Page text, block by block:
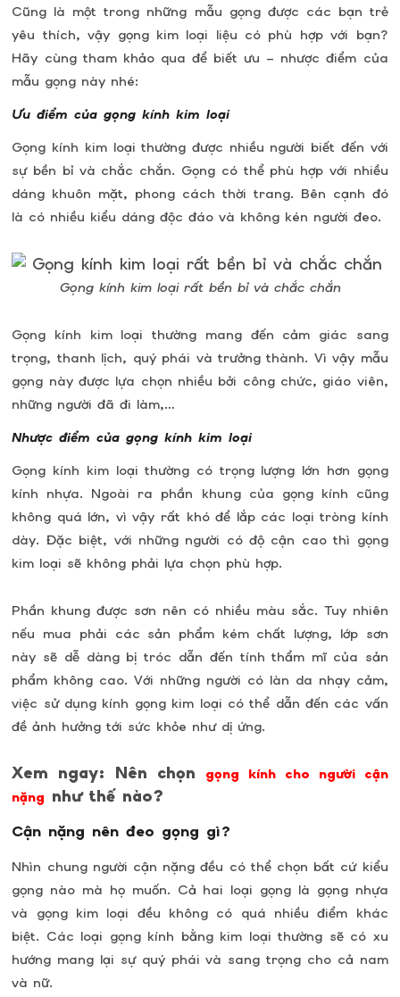
Cũng là một trong những mẫu gọng được các bạn trẻ
yêu thích, vậy gọng kim loại liệu có phù hợp với bạn?
Hãy cùng tham khảo qua để biết ưu – nhược điểm của
mẫu gọng này nhé:
Ưu điểm của gọng kính kim loại
Gọng kính kim loại thường được nhiều người biết đến với
sự bền bỉ và chắc chắn. Gọng có thể phù hợp với nhiều
dáng khuôn mặt, phong cách thời trang. Bên cạnh đó
là có nhiều kiểu dáng độc đáo và không kén người đeo.
Gọng kính kim loại rất bền bỉ và chắc chắn
Gọng kính kim loại thường mang đến cảm giác sang
trọng, thanh lịch, quý phái và trưởng thành. Vì vậy mẫu
gọng này được lựa chọn nhiều bởi công chức, giáo viên,
những người đã đi làm,…
Nhược điểm của gọng kính kim loại
Gọng kính kim loại thường có trọng lượng lớn hơn gọng
kính nhựa. Ngoài ra phần khung của gọng kính cũng
không quá lớn, vì vậy rất khó để lắp các loại tròng kính
dày. Đặc biệt, với những người có độ cận cao thì gọng
kim loại sẽ không phải lựa chọn phù hợp.
Phần khung được sơn nên có nhiều màu sắc. Tuy nhiên
nếu mua phải các sản phẩm kém chất lượng, lớp sơn
này sẽ dễ dàng bị tróc dẫn đến tính thẩm mĩ của sản
phẩm không cao. Với những người có làn da nhạy cảm,
việc sử dụng kính gọng kim loại có thể dẫn đến các vấn
đề ảnh hưởng tới sức khỏe như dị ứng.
Xem ngay: Nên chọn
gọng kính cho người cận
nặng như thế nào?
Cận nặng nên đeo gọng gì?
Nhìn chung người cận nặng đều có thể chọn bất cứ kiểu
gọng nào mà họ muốn. Cả hai loại gọng là gọng nhựa
và gọng kim loại đều không có quá nhiều điểm khác
biệt. Các loại gọng kính bằng kim loại thường sẽ có xu
hướng mang lại sự quý phái và sang trọng cho cả nam
và nữ.